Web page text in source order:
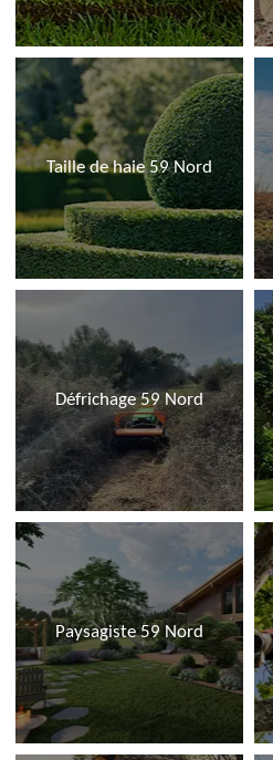
Taille de haie 59 Nord
Défrichage 59 Nord
Paysagiste 59 Nord